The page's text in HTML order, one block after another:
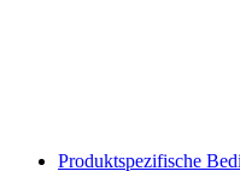
Produktspezifische